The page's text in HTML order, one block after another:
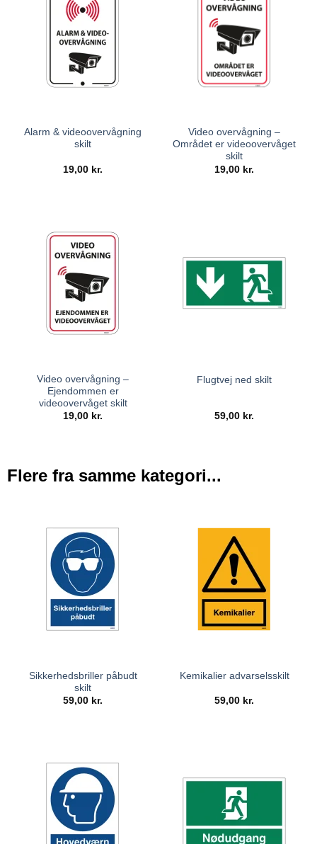
Alarm & videoovervågning
skilt
19,00 kr.
Video overvågning –
Området er videoovervåget
skilt
19,00 kr.
Video overvågning –
Ejendommen er
videoovervåget skilt
19,00 kr.
Flugtvej ned skilt
59,00 kr.
Flere fra samme kategori...
Sikkerhedsbriller påbudt
skilt
59,00 kr.
Kemikalier advarselsskilt
59,00 kr.